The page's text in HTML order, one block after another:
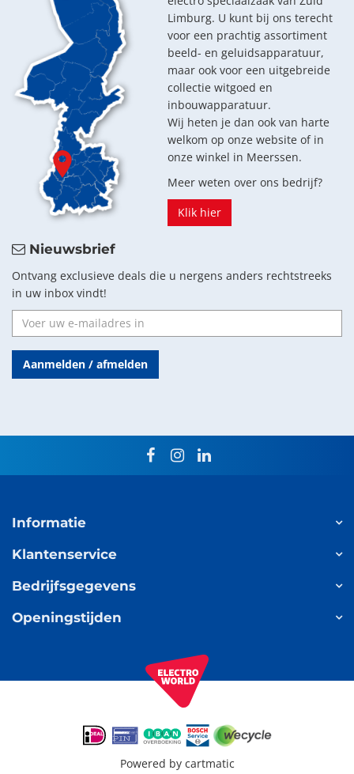
Limburg. U kunt bij ons terecht
voor een prachtig assortiment
beeld- en geluidsapparatuur,
maar ook voor een uitgebreide
collectie witgoed en
inbouwapparatuur.
Wij heten je dan ook van harte
welkom op onze website of in
onze winkel in Meerssen.
Meer weten over ons bedrijf?
Klik hier
Nieuwsbrief
Ontvang exclusieve deals die u nergens anders rechtstreeks
in uw inbox vindt!
Aanmelden / afmelden
facebookinstagram
linkedin
Informatie
Klantenservice
Bedrijfsgegevens
Openingstijden
Powered by cartmatic